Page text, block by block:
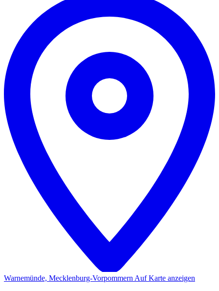
Warnemünde, Mecklenburg-Vorpommern Auf Karte anzeigen